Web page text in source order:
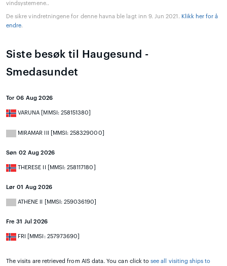
vindsystemene..
De sikre vindretningene for denne havna ble lagt inn 9. Jun 2021. Klikk her for å
endre.
Siste besøk til Haugesund -
Smedasundet
Tor 06 Aug 2026
VARUNA [MMSI: 258151380]
MIRAMAR III [MMSI: 258329000]
Søn 02 Aug 2026
THERESE II [MMSI: 258117180]
Lør 01 Aug 2026
ATHENE II [MMSI: 259036190]
Fre 31 Jul 2026
FRI [MMSI: 257973690]
The visits are retrieved from AIS data. You can click tosee all visiting ships to